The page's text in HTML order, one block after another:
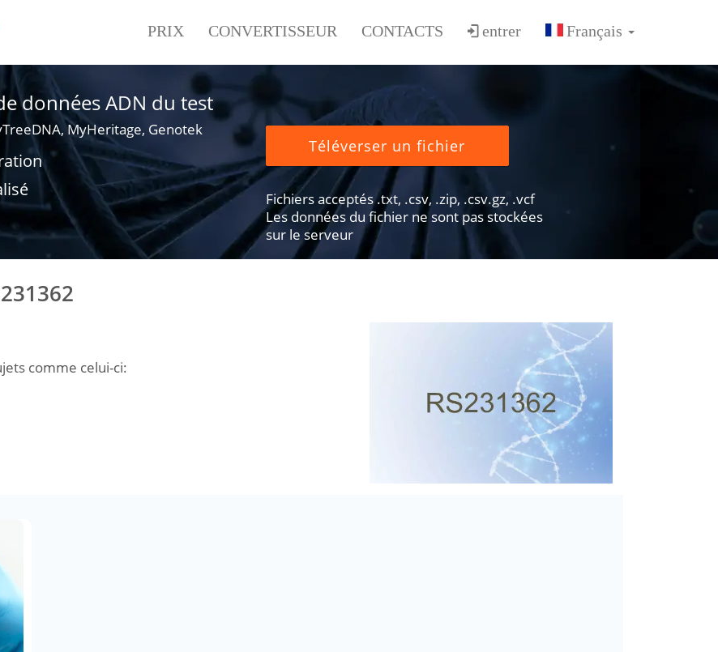
PRIX CONVERTISSEUR CONTACTS entrer
données ADN du test
MyHeritage, Genotek
Téléverser un fichier
Fichiers acceptés .txt, .csv, .zip, .csv.gz, .vcf
Les données du fichier ne sont pas stockées
sur le serveur
comme celui-ci: